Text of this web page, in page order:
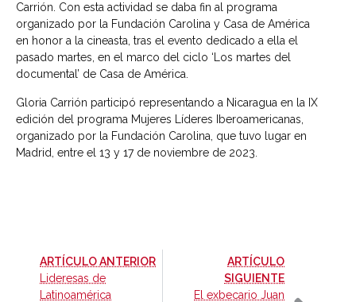
Carrión. Con esta actividad se daba fin al programa
organizado por la Fundación Carolina y Casa de América
en honor a la cineasta, tras el evento dedicado a ella el
pasado martes, en el marco del ciclo ‘Los martes del
documental’ de Casa de América.
Gloria Carrión participó representando a Nicaragua en la IX
edición del programa Mujeres Líderes Iberoamericanas,
organizado por la Fundación Carolina, que tuvo lugar en
Madrid, entre el 13 y 17 de noviembre de 2023.
ARTÍCULO ANTERIOR-
Lideresas de
Latinoamérica
ARTÍCULO
SIGUIENTE-
El exbecario Juan